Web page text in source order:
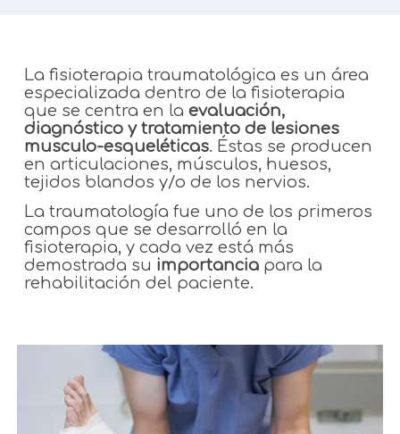
La fisioterapia traumatológica es un área
especializada dentro de la fisioterapia
que se centra en la evaluación,
diagnóstico y tratamiento de lesiones
musculo-esqueléticas. Éstas se producen
en articulaciones, músculos, huesos,
tejidos blandos y/o de los nervios.
La traumatología fue uno de los primeros
campos que se desarrolló en la
fisioterapia, y cada vez está más
demostrada su importancia para la
rehabilitación del paciente.